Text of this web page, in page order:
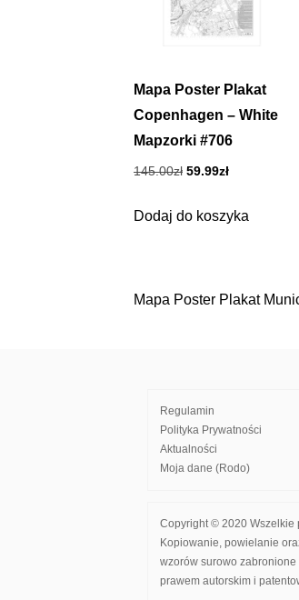
Mapa Poster Plakat
Copenhagen – White
Mapzorki #706
145.00zł Pierwotna
wynosiła:
59.99złAktualna
wynosi:
Dodaj do koszyka
Nawigacja
Mapa Poster Plakat
Regulamin
Polityka Prywatności
Aktualności
Moja dane (Rodo)
Copyright © 2020 Wszelkie
Kopiowanie, powielanie
wzorów surowo
prawem autorskim i